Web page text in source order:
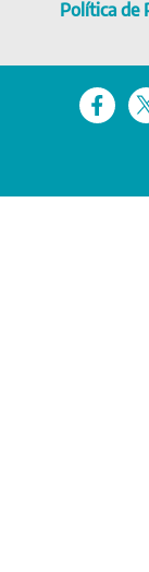
Política de